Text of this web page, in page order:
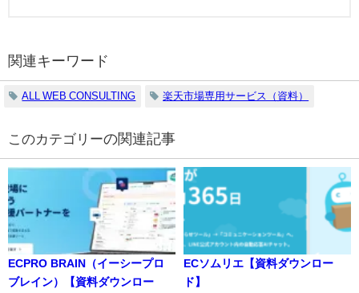
関連キーワード
ALL WEB CONSULTING 楽天市場専用サービス（資料）
の関連記事
ECPRO BRAIN（イーシープロ
ブレイン）【資料ダウンロー
ECソムリエ【資料ダウンロー
ド】